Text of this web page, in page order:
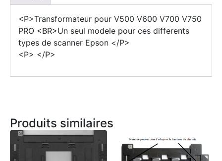
<P>Transformateur pour V500 V600 V700 V750
PRO <BR>Un seul modele pour ces differents
types de scanner Epson </P>
<P> </P>
Produits similaires